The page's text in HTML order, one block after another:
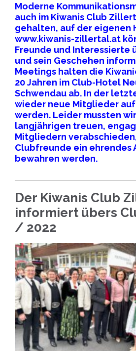
Moderne
auch im Kiwanis Club
gehalten, auf der eigenen
www.kiwanis-zillertal.at
Freunde und Interessierte
und sein Geschehen
Meetings halten die
20 Jahren im Club-Hotel
Schwendau ab. In der
wieder neue Mitglieder
werden. Leider mussten
langjährigen treuen,
Mitgliedern
Clubfreunde ein ehrendes
bewahren werden.
Der Kiwanis Club
informiert übers
/ 2022